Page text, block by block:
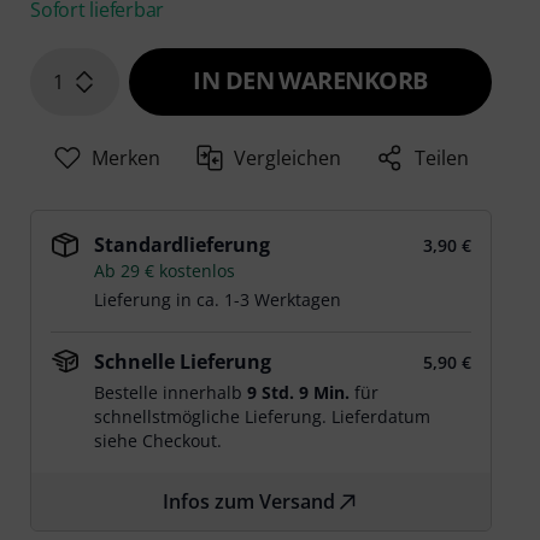
Sofort lieferbar
1 IN DEN WARENKORB
Merken Vergleichen Teilen
Standardlieferung
3,90 €
Ab 29 € kostenlos
Lieferung in ca. 1-3 Werktagen
Schnelle Lieferung
5,90 €
Bestelle innerhalb9 Std. 9 Min. für
schnellstmögliche Lieferung. Lieferdatum
siehe Checkout.
Infos zum Versand